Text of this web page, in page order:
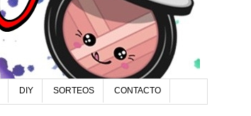
DIY SORTEOS CONTACTO